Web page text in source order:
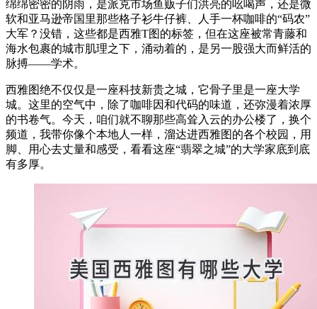
绵绵密密的阴雨，是派克市场鱼贩子们洪亮的吆喝声，还是微
软和亚马逊帝国里那些格子衫牛仔裤、人手一杯咖啡的“码农”
大军？没错，这些都是西雅T图的标签，但在这座被常青藤和
海水包裹的城市肌理之下，涌动着的，是另一股强大而鲜活的
脉搏——学术。
西雅图绝不仅仅是一座科技新贵之城，它骨子里是一座大学
城。这里的空气中，除了咖啡因和代码的味道，还弥漫着浓厚
的书卷气。今天，咱们就不聊那些高耸入云的办公楼了，换个
频道，我带你像个本地人一样，溜达进西雅图的各个校园，用
脚、用心去丈量和感受，看看这座“翡翠之城”的大学家底到底
有多厚。